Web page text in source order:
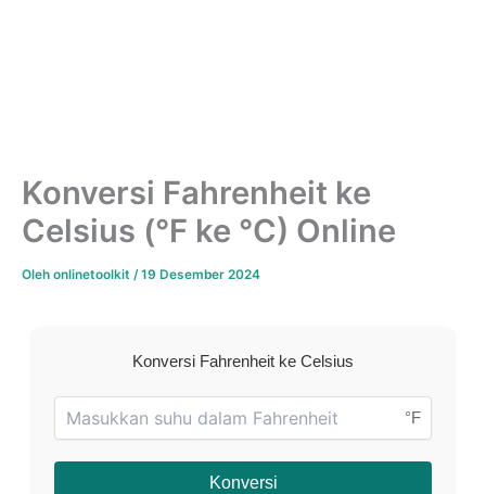
Konversi Fahrenheit ke
Celsius (°F ke °C) Online
Oleh onlinetoolkit /19 Desember 2024
Konversi Fahrenheit ke Celsius
°F
Konversi